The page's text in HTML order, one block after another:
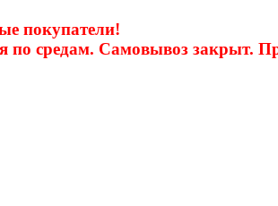
покупатели!
по средам. Самовывоз закрыт.